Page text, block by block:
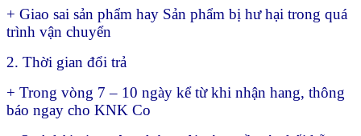
+ Giao sai sản phẩm hay Sản phẩm bị hư hại trong quá
trình vận chuyển
2. Thời gian đổi trả
+ Trong vòng 7 – 10 ngày kể từ khi nhận hang, thông
báo ngay cho KNK Co